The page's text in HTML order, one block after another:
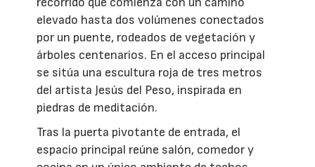
elevado hasta dos volúmenes conectados
por un puente, rodeados de vegetación y
árboles centenarios. En el acceso principal
se sitúa una escultura roja de tres metros
del artista Jesús del Peso, inspirada en
piedras de meditación.
Tras la puerta pivotante de entrada, el
espacio principal reúne salón, comedor y